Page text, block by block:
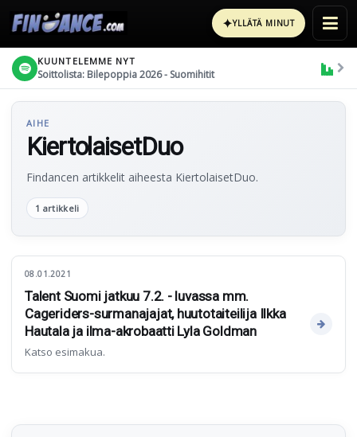
✦YLLÄTÄ MINUT
KUUNTELEMME NYT
Soittolista: Bilepoppia 2026 - Suomihitit
AIHE
KiertolaisetDuo
Findancen artikkelit aiheesta KiertolaisetDuo.
1 artikkeli
08.01.2021
Talent Suomi jatkuu 7.2. - luvassa mm.
Cageriders-surmanajajat, huutotaiteilija Ilkka
Hautala ja ilma-akrobaatti Lyla Goldman
Katso esimakua.